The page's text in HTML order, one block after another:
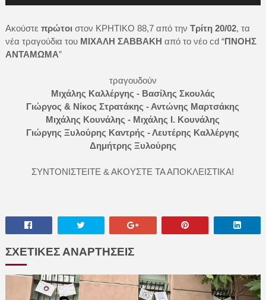
Ακούστε πρώτοι στον ΚΡΗΤΙΚΟ 88,7 από την Τρίτη 20/02, τα
νέα τραγούδια του ΜΙΧΑΛΗ ΣΑΒΒΑΚΗ από το νέο cd “ΠΝΟΗΣ
ΑΝΤΑΜΩΜΑ”
τραγουδούν
Μιχάλης Καλλέργης - Βασίλης Σκουλάς
Γιώργος & Νίκος Στρατάκης - Αντώνης Μαρτσάκης
Μιχάλης Κουνάλης - Μιχάλης Ι. Κουνάλης
Γιώργης Ξυλούρης Καντρής - Λευτέρης Καλλέργης
Δημήτρης Ξυλούρης
ΣΥΝΤΟΝΙΣΤΕΙΤΕ & ΑΚΟΥΣΤΕ ΤΑ ΑΠΟΚΛΕΙΣΤΙΚΑ!
ΣΧΕΤΙΚΕΣ ΑΝΑΡΤΗΣΕΙΣ